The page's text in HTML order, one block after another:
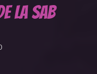
la SAB